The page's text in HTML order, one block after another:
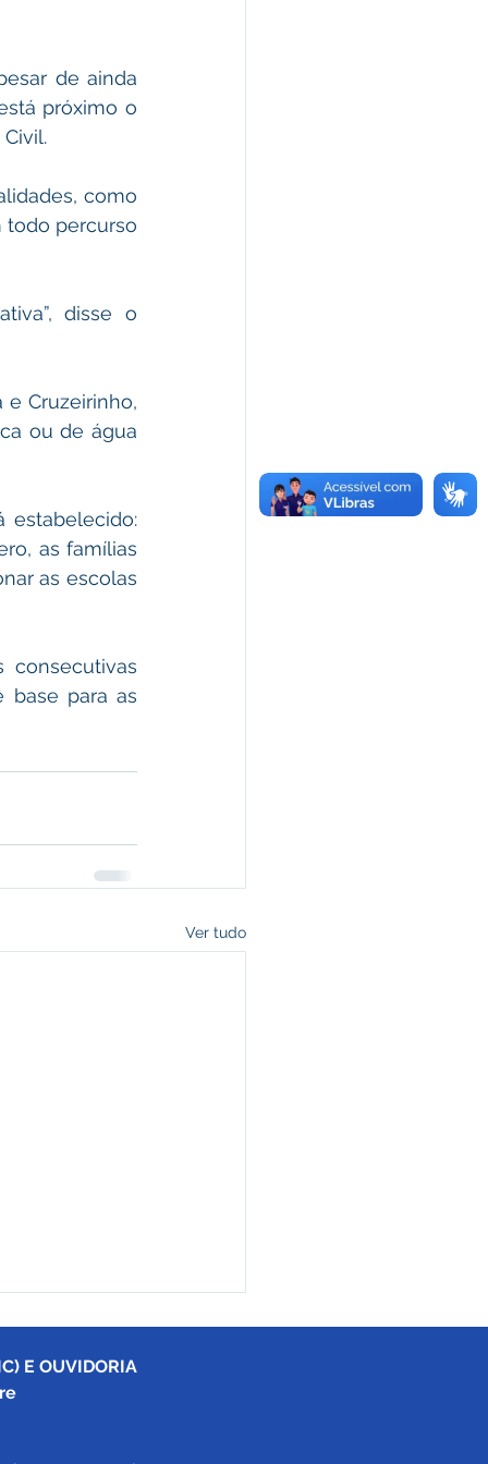
de ainda
próximo o
como
todo percurso
disse o
Cruzeirinho,
ou de água
estabelecido:
as famílias
as escolas
consecutivas
base para as
Ver tudo
E OUVIDORIA